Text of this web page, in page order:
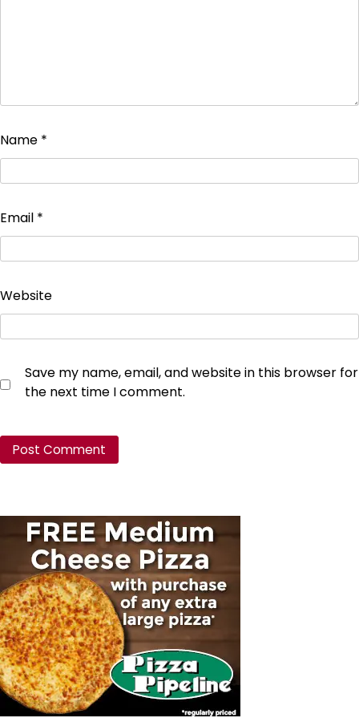
Name *
Email *
Website
Save my name, email, and website in this browser for
the next time I comment.